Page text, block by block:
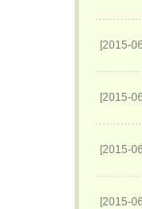
[2015-
[2015-
[2015-
[2015-